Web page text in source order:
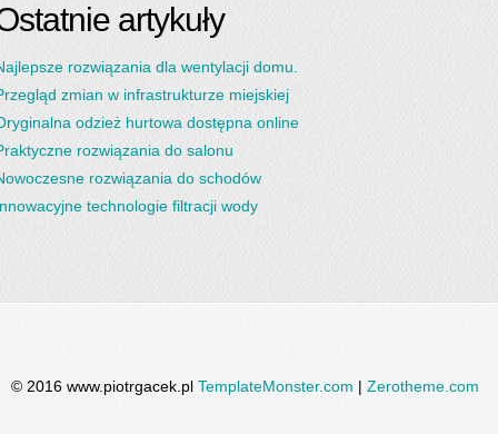
artykuły
rozwiązania dla wentylacji domu.
zmian w infrastrukturze miejskiej
odzież hurtowa dostępna online
rozwiązania do salonu
rozwiązania do schodów
technologie filtracji wody
© 2016 www.piotrgacek.pl TemplateMonster.com | Zerotheme.com